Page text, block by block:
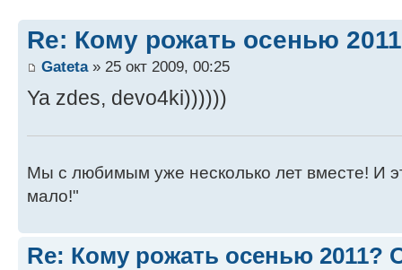
Re: Кому рожать осенью
Gateta» 25 окт 2009, 00:25
Ya zdes, devo4ki))))))
Мы с любимым уже несколько лет вместе! И
мало!"
Re: Кому рожать осенью 2011?